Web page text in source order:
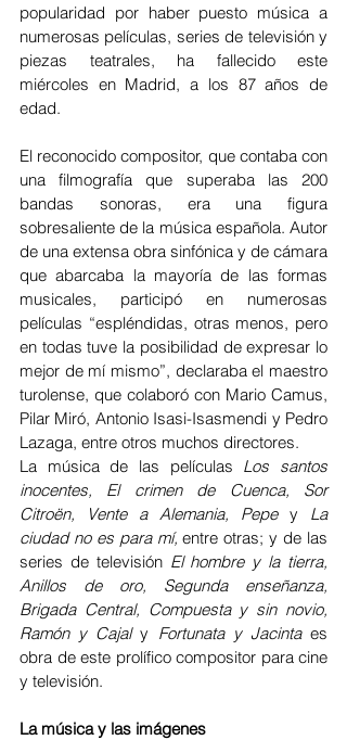
popularidad por haber puesto música a
numerosas películas, series de televisión y
piezas teatrales, ha fallecido este
miércoles en Madrid, a los 87 años de
edad.
El reconocido compositor, que contaba con
una filmografía que superaba las 200
bandas sonoras, era una figura
sobresaliente de la música española. Autor
de una extensa obra sinfónica y de cámara
que abarcaba la mayoría de las formas
musicales, participó en numerosas
películas “espléndidas, otras menos, pero
en todas tuve la posibilidad de expresar lo
mejor de mí mismo”, declaraba el maestro
turolense, que colaboró con Mario Camus,
Pilar Miró, Antonio Isasi-Isasmendi y Pedro
Lazaga, entre otros muchos directores.
La música de las películas Los santos
inocentes, El crimen de Cuenca, Sor
Citroën, Vente a Alemania, Pepe y La
ciudad no es para mí, entre otras; y de las
series de televisión El hombre y la tierra,
Anillos de oro, Segunda enseñanza,
Brigada Central, Compuesta y sin novio,
Ramón y Cajal y Fortunata y Jacinta es
obra de este prolífico compositor para cine
y televisión.
La música y las imágenes